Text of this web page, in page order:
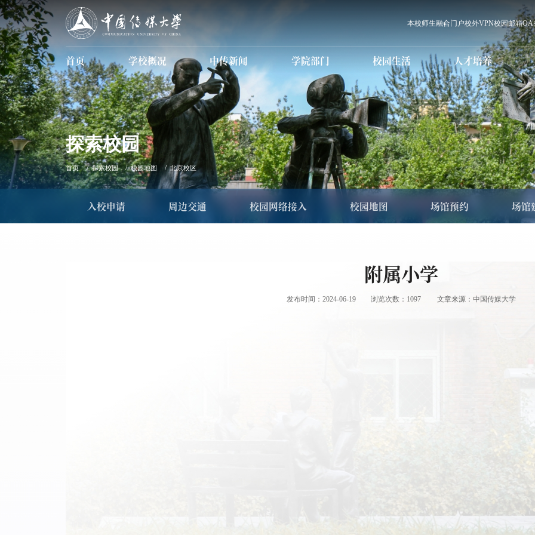
本校师生融合门户校外VPN校园邮箱OA
首页 学校概况
学校简介 现任领导
学校章程
信息公开
数据中传
中传新闻 学院部门
党群职能部门 行政职能部门
直（附）属单位
教学科研单位
校园生活
信息化服务
设备仪器场馆预约
电话黄页
校历
心港湾
图书馆
人才培养
本科生教育 研究生教育
师资队伍
学历继续教育
国际传媒教育
高等职业
MBA人才培养
培训教育 白杨课堂
科研学术简介
学术委员会
学术期刊
科学研究处
本科招生 研究生招生
学历继续教育招生
国际传媒教
生
国际学生招生
MBA招生
职业教育国际（预
科）招生
就业创业指
国际交流
国内合作
教育发展中心
教育服务中
探索校园
首页 探索校园 校园地图 北京校区
入校申请 周边交通 校园网络接入 校园地图 场馆预约 场馆
附属小学
发布时间：2024-06-19 浏览次数： 1097 文章来源：中国传媒大学